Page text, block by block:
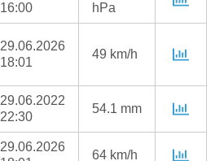
16:00
hPa
29.06.2026
18:01
49 km/h
29.06.2022
22:30
54.1 mm
29.06.2026
64 km/h